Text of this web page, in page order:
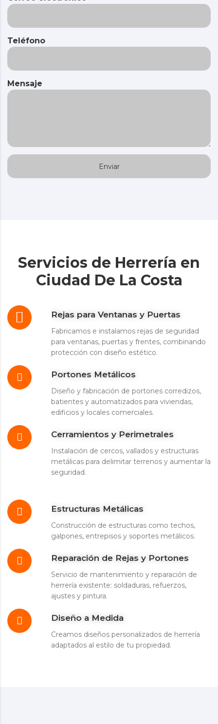
Teléfono
Mensaje
Servicios de Herrería en
Ciudad De La Costa
Rejas para Ventanas y Puertas
Fabricamos e instalamos rejas de seguridad
para ventanas, puertas y frentes, combinando
protección con diseño estético.
Portones Metálicos
Diseño y fabricación de portones corredizos,
batientes y automatizados para viviendas,
edificios y locales comerciales.
Cerramientos y Perimetrales
Instalación de cercos, vallados y estructuras
metálicas para delimitar terrenos y aumentar la
seguridad.
Estructuras Metálicas
Construcción de estructuras como techos,
galpones, entrepisos y soportes metálicos.
Reparación de Rejas y Portones
Servicio de mantenimiento y reparación de
herrería existente: soldaduras, refuerzos,
ajustes y pintura.
Diseño a Medida
Creamos diseños personalizados de herrería
adaptados al estilo de tu propiedad.